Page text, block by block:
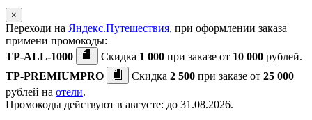
×
Переходи на Яндекс.Путешествия, при оформлении заказа
примени промокоды:
TP-ALL-1000
Скидка 1 000 при заказе от 10 000 рублей.
TP-PREMIUMPRO
Скидка 2 500 при заказе от 25 000
рублей на отели.
Промокоды действуют в августе: до 31.08.2026.